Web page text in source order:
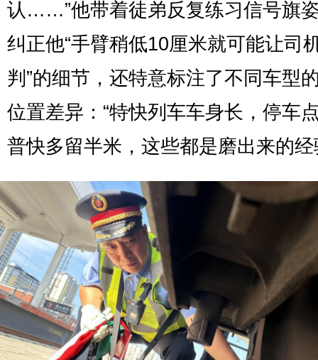
认……”他带着徒弟反复练习信号旗
纠正他“手臂稍低10厘米就可能让司
判”的细节，还特意标注了不同车型
位置差异：“特快列车车身长，停车
普快多留半米，这些都是磨出来的经